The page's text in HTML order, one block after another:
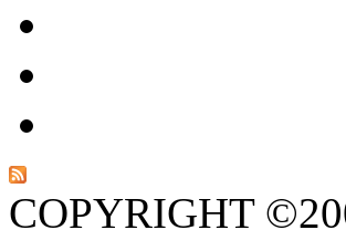
COPYRIGHT